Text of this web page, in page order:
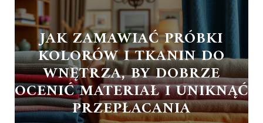
JAK ZAMAWIAĆ PRÓBKI
KOLORÓW I TKANIN DO
WNĘTRZA, BY DOBRZE
OCENIĆ MATERIAŁ I UNIKNĄĆ
PRZEPŁACANIA